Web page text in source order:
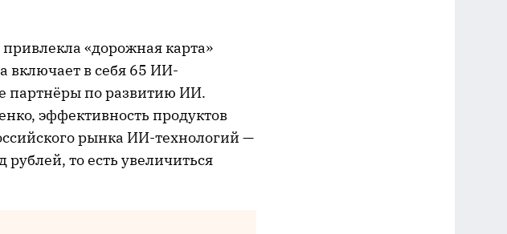
«дорожная карта»
включает в себя 65 ИИ-
партнёры по развитию ИИ.
эффективность продуктов
рынка ИИ-технологий —
то есть увеличиться